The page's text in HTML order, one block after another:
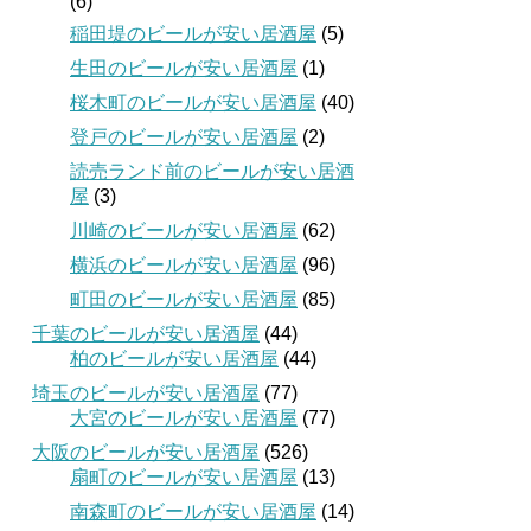
稲田堤のビールが安い居酒屋 (5)
生田のビールが安い居酒屋 (1)
桜木町のビールが安い居酒屋 (40)
登戸のビールが安い居酒屋 (2)
読売ランド前のビールが安い居酒
屋 (3)
川崎のビールが安い居酒屋 (62)
横浜のビールが安い居酒屋 (96)
町田のビールが安い居酒屋 (85)
千葉のビールが安い居酒屋 (44)
柏のビールが安い居酒屋 (44)
埼玉のビールが安い居酒屋 (77)
大宮のビールが安い居酒屋 (77)
大阪のビールが安い居酒屋 (526)
扇町のビールが安い居酒屋 (13)
南森町のビールが安い居酒屋 (14)